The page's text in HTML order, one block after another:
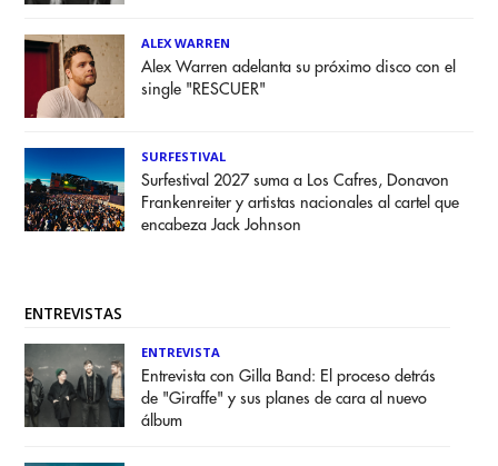
ALEX WARREN
Alex Warren adelanta su próximo disco con el
single "RESCUER"
SURFESTIVAL
Surfestival 2027 suma a Los Cafres, Donavon
Frankenreiter y artistas nacionales al cartel que
encabeza Jack Johnson
ENTREVISTAS
ENTREVISTA
Entrevista con Gilla Band: El proceso detrás
de "Giraffe" y sus planes de cara al nuevo
álbum